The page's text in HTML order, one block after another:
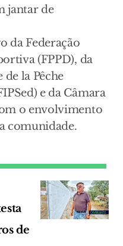
jantar de
da Federação
(FPPD), da
la Pêche
e da Câmara
o envolvimento
comunidade.
de